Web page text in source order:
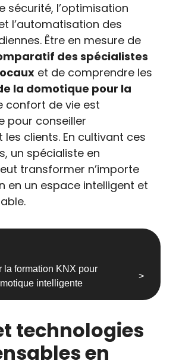
sécurité, l’optimisation
l’automatisation des
Être en mesure de
des spécialistes
et de comprendre les
la domotique pour la
confort de vie est
pour conseiller
clients. En cultivant ces
un spécialiste en
transformer n’importe
en un espace intelligent et
la formation KNX pour
intelligente
technologies
en